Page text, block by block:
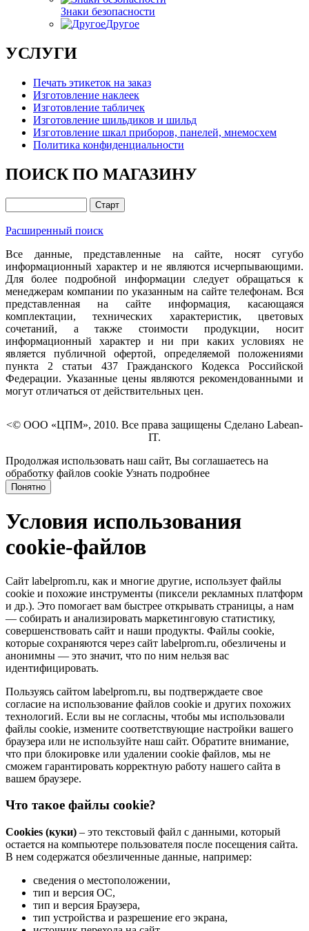
Знаки безопасности
Другое
УСЛУГИ
Печать этикеток на заказ
Изготовление наклеек
Изготовление табличек
Изготовление шильдиков и шильд
Изготовление шкал приборов, панелей, мнемосхем
Политика конфиденциальности
ПОИСК ПО МАГАЗИНУ
Расширенный поиск
Все данные, представленные на сайте, носят сугубо
информационный характер и не являются исчерпывающими.
Для более подробной информации следует обращаться к
менеджерам компании по указанным на сайте телефонам. Вся
представленная на сайте информация, касающаяся
комплектации, технических характеристик, цветовых
сочетаний, а также стоимости продукции, носит
информационный характер и ни при каких условиях не
является публичной офертой, определяемой положениями
пункта 2 статьи 437 Гражданского Кодекса Российской
Федерации. Указанные цены являются рекомендованными и
могут отличаться от действительных цен.
<© ООО «ЦПМ», 2010. Все права защищены Сделано Labean-
IT.
Продолжая использовать наш сайт, Вы соглашаетесь на
обработку файлов cookie Узнать подробнее
Понятно
Условия использования
cookie-файлов
Сайт labelprom.ru, как и многие другие, использует файлы
cookie и похожие инструменты (пиксели рекламных платформ
и др.). Это помогает вам быстрее открывать страницы, а нам
— собирать и анализировать маркетинговую статистику,
совершенствовать сайт и наши продукты. Файлы сookie,
которые сохраняются через сайт labelprom.ru, обезличены и
анонимны — это значит, что по ним нельзя вас
идентифицировать.
Пользуясь сайтом labelprom.ru, вы подтверждаете свое
согласие на использование файлов cookie и других похожих
технологий. Если вы не согласны, чтобы мы использовали
файлы cookie, измените соответствующие настройки вашего
браузера или не используйте наш сайт. Обратите внимание,
что при блокировке или удалении cookie файлов, мы не
сможем гарантировать корректную работу нашего сайта в
вашем браузере.
Что такое файлы cookie?
Cookies (куки) – это текстовый файл с данными, который
остается на компьютере пользователя после посещения сайта.
В нем содержатся обезличенные данные, например:
сведения о местоположении,
тип и версия ОС,
тип и версия Браузера,
тип устройства и разрешение его экрана,